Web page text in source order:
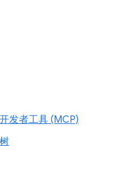
发者工具 (MCP)